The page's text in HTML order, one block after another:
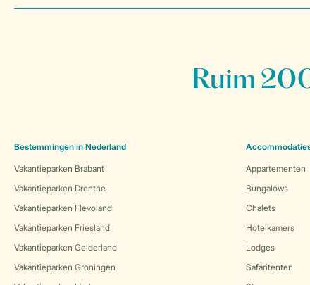
Ruim
Bestemmingen in Nederland
Vakantieparken Brabant
Vakantieparken Drenthe
Vakantieparken Flevoland
Vakantieparken Friesland
Vakantieparken Gelderland
Vakantieparken Groningen
Appartementen
Bungalows
Chalets
Hotelkamers
Lodges
Safaritenten